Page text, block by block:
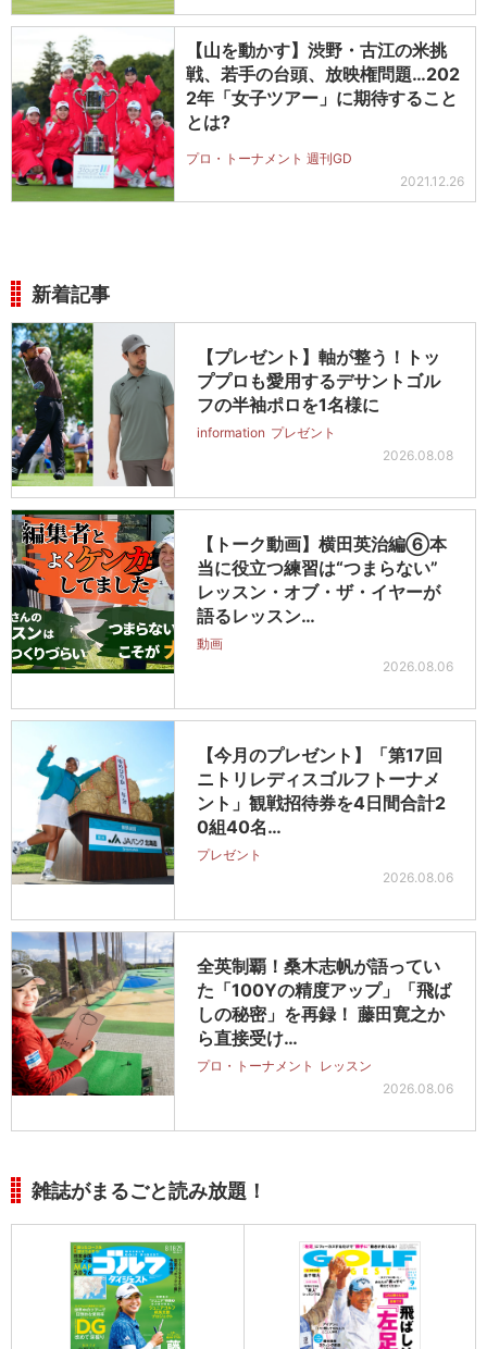
【山を動かす】渋野・古江の米挑
戦、若手の台頭、放映権問題…202
2年「女子ツアー」に期待すること
とは?
プロ・トーナメント 週刊GD
2021.12.26
新着記事
【プレゼント】軸が整う！トッ
ププロも愛用するデサントゴル
フの半袖ポロを1名様に
information プレゼント
2026.08.08
【トーク動画】横田英治編⑥本
当に役立つ練習は“つまらない”
レッスン・オブ・ザ・イヤーが
語るレッスン…
動画
2026.08.06
【今月のプレゼント】「第17回
ニトリレディスゴルフトーナメ
ント」観戦招待券を4日間合計2
0組40名…
プレゼント
2026.08.06
全英制覇！桑木志帆が語ってい
た「100Yの精度アップ」「飛ば
しの秘密」を再録！ 藤田寛之か
ら直接受け…
プロ・トーナメント レッスン
2026.08.06
雑誌がまるごと読み放題！